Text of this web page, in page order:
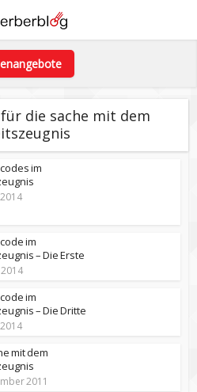
die sache mit dem
im
im
– Die Erste
im
– Die Dritte
mit dem
2011